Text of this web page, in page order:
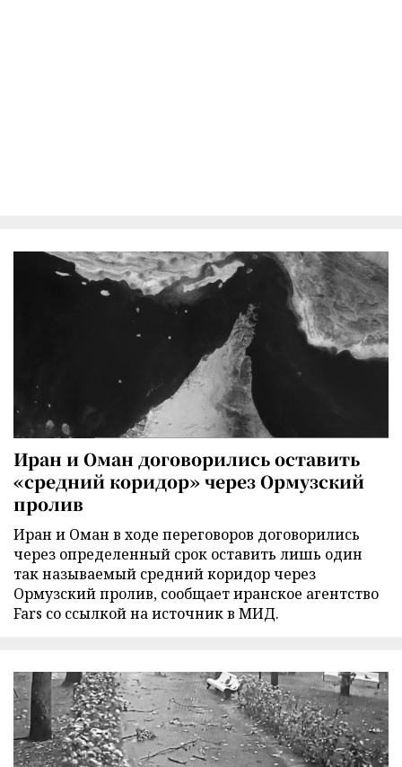
Иран и Оман договорились оставить
«средний коридор» через Ормузский
пролив
Иран и Оман в ходе переговоров договорились
через определенный срок оставить лишь один
так называемый средний коридор через
Ормузский пролив, сообщает иранское агентство
Fars со ссылкой на источник в МИД.